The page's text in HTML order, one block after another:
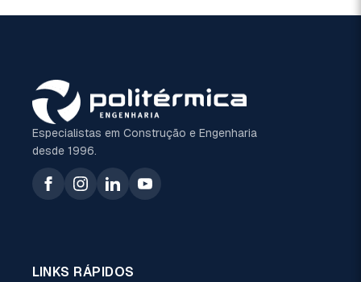
Especialistas em Construção e Engenharia
desde 1996.
LINKS RÁPIDOS